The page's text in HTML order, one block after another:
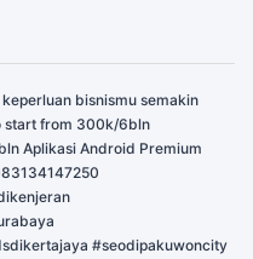
bisnismu semakin
start from 300k/6bln
Aplikasi Android Premium
#seodipakuwoncity